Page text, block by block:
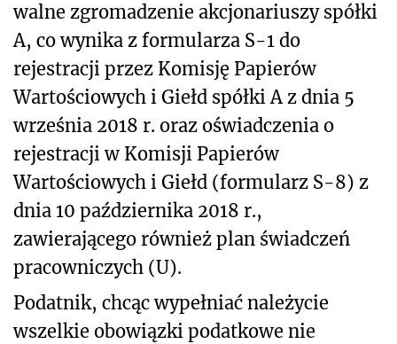
walne zgromadzenie akcjonariuszy spółki
A, co wynika z formularza S-1 do
rejestracji przez Komisję Papierów
Wartościowych i Giełd spółki A z dnia 5
września 2018 r. oraz oświadczenia o
rejestracji w Komisji Papierów
Wartościowych i Giełd (formularz S-8) z
dnia 10 października 2018 r.,
zawierającego również plan świadczeń
pracowniczych (U).
Podatnik, chcąc wypełniać należycie
wszelkie obowiązki podatkowe nie